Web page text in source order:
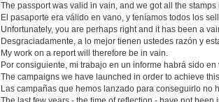
The passport was valid in vain, and we got all the
El pasaporte era válido en vano, y teníamos todos los
Unfortunately, you are perhaps right and it has been a
Desgraciadamente, a lo mejor tienen ustedes razón y
My work on a report will therefore be in vain.
Por consiguiente, mi trabajo en un informe habrá sido en
The campaigns we have launched in order to achieve
Las campañas que hemos lanzado para conseguirlo no